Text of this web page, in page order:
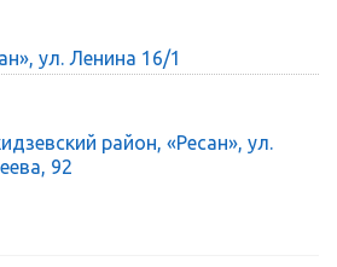
ул. Ленина 16/1
район, «Ресан», ул.
92